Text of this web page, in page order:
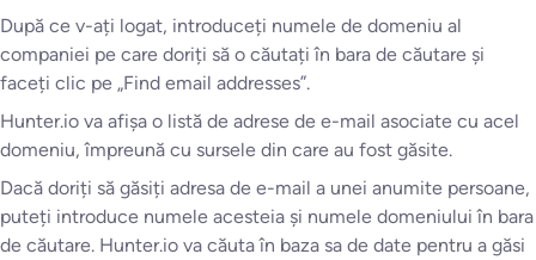
După ce v-ați logat, introduceți numele de domeniu al
companiei pe care doriți să o căutați în bara de căutare și
faceți clic pe „Find email addresses”.
Hunter.io va afișa o listă de adrese de e-mail asociate cu acel
domeniu, împreună cu sursele din care au fost găsite.
Dacă doriți să găsiți adresa de e-mail a unei anumite persoane,
puteți introduce numele acesteia și numele domeniului în bara
de căutare. Hunter.io va căuta în baza sa de date pentru a găsi